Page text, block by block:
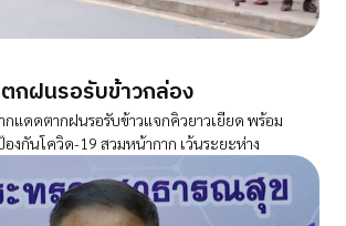
กฝนรอรับข้าวกล่อง
แดดตากฝนรอรับข้าวแจกคิวยาวเยียด พร้อม
งกันโควิด-19 สวมหน้ากาก เว้นระยะห่าง